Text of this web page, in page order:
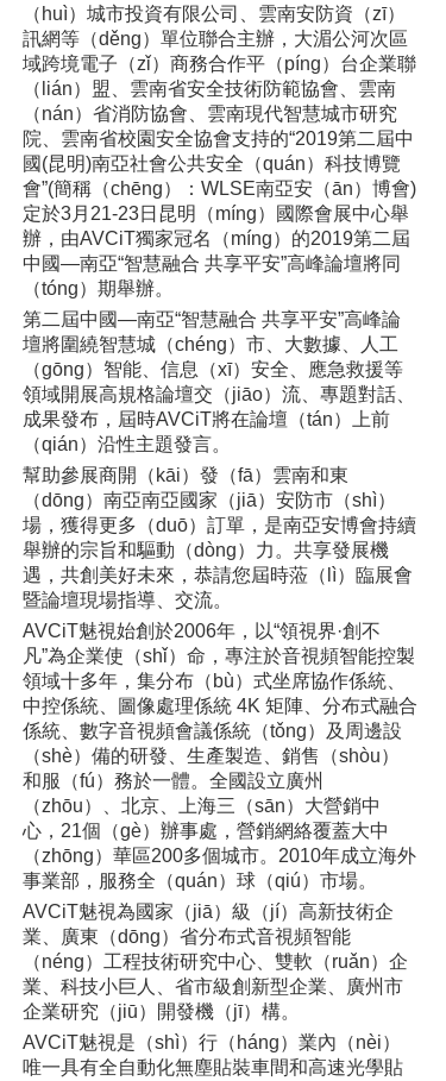
（huì）城市投資有限公司、雲南安防資（zī）
訊網等（děng）單位聯合主辦，大湄公河次區
域跨境電子（zǐ）商務合作平（píng）台企業聯
（lián）盟、雲南省安全技術防範協會、雲南
（nán）省消防協會、雲南現代智慧城市研究
院、雲南省校園安全協會支持的“2019第二屆中
國(昆明)南亞社會公共安全（quán）科技博覽
會”(簡稱（chēng）：WLSE南亞安（ān）博會)
定於3月21-23日昆明（míng）國際會展中心舉
辦，由AVCiT獨家冠名（míng）的2019第二屆
中國—南亞“智慧融合 共享平安”高峰論壇將同
（tóng）期舉辦。
第二屆中國—南亞“智慧融合 共享平安”高峰論
壇將圍繞智慧城（chéng）市、大數據、人工
（gōng）智能、信息（xī）安全、應急救援等
領域開展高規格論壇交（jiāo）流、專題對話、
成果發布，屆時AVCiT將在論壇（tán）上前
（qián）沿性主題發言。
幫助參展商開（kāi）發（fā）雲南和東
（dōng）南亞南亞國家（jiā）安防市（shì）
場，獲得更多（duō）訂單，是南亞安博會持續
舉辦的宗旨和驅動（dòng）力。共享發展機
遇，共創美好未來，恭請您屆時蒞（lì）臨展會
暨論壇現場指導、交流。
AVCiT魅視始創於2006年，以“領視界·創不
凡”為企業使（shǐ）命，專注於音視頻智能控製
領域十多年，集分布（bù）式坐席協作係統、
中控係統、圖像處理係統 4K 矩陣、分布式融合
係統、數字音視頻會議係統（tǒng）及周邊設
（shè）備的研發、生產製造、銷售（shòu）
和服（fú）務於一體。全國設立廣州
（zhōu）、北京、上海三（sān）大營銷中
心，21個（gè）辦事處，營銷網絡覆蓋大中
（zhōng）華區200多個城市。2010年成立海外
事業部，服務全（quán）球（qiú）市場。
AVCiT魅視為國家（jiā）級（jí）高新技術企
業、廣東（dōng）省分布式音視頻智能
（néng）工程技術研究中心、雙軟（ruǎn）企
業、科技小巨人、省市級創新型企業、廣州市
企業研究（jiū）開發機（jī）構。
AVCiT魅視是（shì）行（háng）業內（nèi）
唯一具有全自動化無塵貼裝車間和高速光學貼